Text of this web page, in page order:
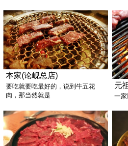
本家(论岘总店)
要吃就要吃最好的，说到牛五花
肉，那当然就是
元
一家